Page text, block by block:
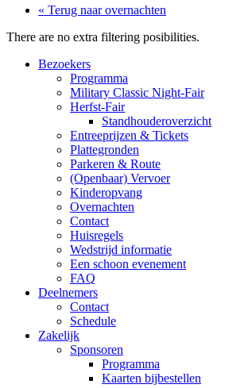
« Terug naar overnachten
There are no extra filtering posibilities.
Bezoekers
Programma
Military Classic Night-Fair
Herfst-Fair
Standhouderoverzicht
Entreeprijzen & Tickets
Plattegronden
Parkeren & Route
(Openbaar) Vervoer
Kinderopvang
Overnachten
Contact
Huisregels
Wedstrijd informatie
Een schoon evenement
FAQ
Deelnemers
Contact
Schedule
Zakelijk
Sponsoren
Programma
Kaarten bijbestellen